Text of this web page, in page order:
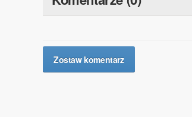
Zostaw komentarz